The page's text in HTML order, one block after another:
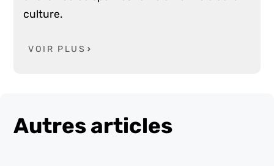
culture.
VOIR PLUS
Autres articles